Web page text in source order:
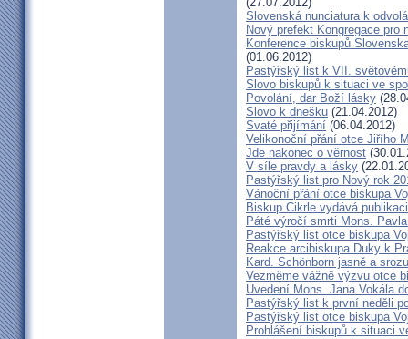
Slovenská nunciatura k
Nový prefekt Kongregace pro
Konference biskupů
(01.06.2012)
Pastýřský list k VII.
Slovo biskupů k situaci ve
Povolání, dar Boží lásky
Slovo k dnešku (21.04.2012)
Svaté přijímání (06.04.2012)
Velikonoční přání otce Jiřího
Jde nakonec o věrnost
V síle pravdy a lásky
Pastýřský list pro Nový rok
Vánoční přání otce biskupa
Biskup Cikrle vydává
Páté výročí smrti Mons.
Pastýřský list otce biskupa
Reakce arcibiskupa Duky k
Kard. Schönborn jasně a
Vezměme vážně výzvu otce
Uvedení Mons. Jana Vokála
Pastýřský list k první neděli
Pastýřský list otce biskupa
Prohlášení biskupů k situaci